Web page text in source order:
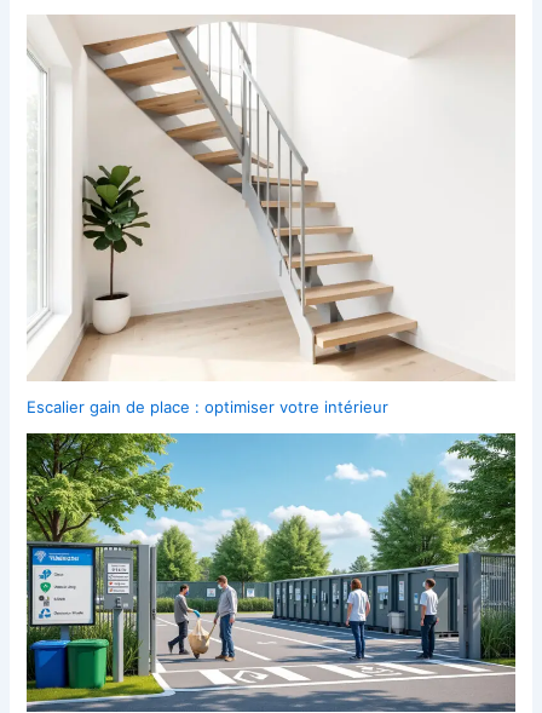
Escalier gain de place : optimiser votre intérieur